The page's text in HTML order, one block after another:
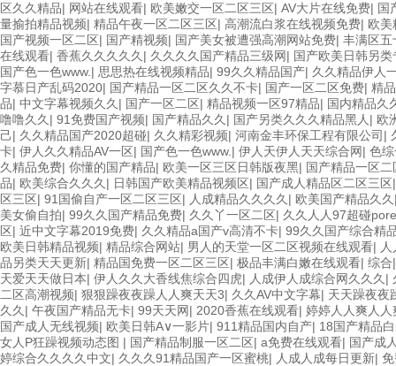
区久久精品| 网站在线观看| 欧美嫩交一区二区三区| AV大片在线免费| 国
量揄拍精品视频| 精品午夜一区二区三区| 高潮流白浆在线视频免费| 欧美
国产视频一区二区| 国产精视频| 国产美女被遭强高潮网站免费| 丰满区五
在线观看| 香蕉久久久久久 | 久久久久国产精品三级网| 国产欧美日韩另类
国产色一色www. | 思思热在线视频精品| 99久久精品国产| 久久精品伊人
字慕日产乱码2020| 国产精品一区二区久久不卡| 国产一区二区免费| 精
品| 中文字幕视频久久 | 国产一区二区| 精品视频一区97精品| 国内精品久
噜噜久久 | 91免费国产视频| 国产精品久久 | 国产另类久久久精品黑人 | 欧
己| 久久精品国产2020超碰| 久久精彩视频| 河南金丰环保工程有限公司 |
卡| 伊人久久精品AV一区| 国产色一色www. | 伊人天伊人天天综合网| 色
久精品免费| 你懂的国产精品| 欧美一区三区日韩版夜黑| 国产精品一区二
品| 欧美综合久久久 | 日韩国产欧美精品视频区| 国产成人精品区二区三区
区三区| 91国偷自产一区二区三区| 人成精品久久久久 | 欧美国产精品久久
美女偷自拍| 99久久国产精品免费| 久久丫一区二区| 久久人人97超碰
区| 近中文字幕2019免费| 久久精品a国产v高清不卡| 99久久国产综合精
欧美日韩精品视频| 精品综合网站| 男人的天堂一区二区视频在线观看|
品另类天天更新| 精品国免费一区二区三区| 极品丰满白嫩在线观看| 综合
天爱天天做日本| 伊人久久大香线焦综合四虎| 人成伊人成综合网久久久 |
二区高潮视频| 狠狠躁夜夜躁人人爽天天3| 久久AV中文字幕| 天天躁夜夜
久久 | 午夜国产精品无卡| 99天天网| 2020香蕉在线观看| 婷婷人人爽人人
国产成人无线视频| 欧美日韩A∨一影片| 911精品国内自产| 18国产精品
女人P狂躁视频动态图 | 国产精品制服一区二区| a免费在线观看| 国产成
婷综合久久久久中文| 久久久91精品国产一区蜜桃| 人成人成每日更新|